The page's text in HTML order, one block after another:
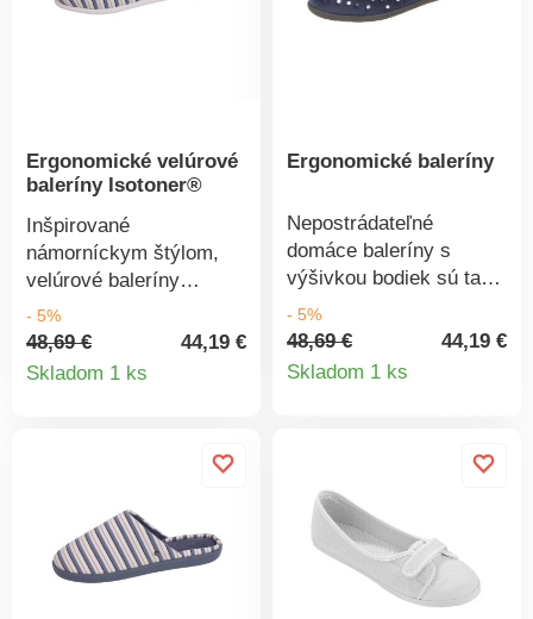
Ergonomické velúrové
baleríny Isotoner®
Inšpirované
námorníckym štýlom,
velúrové baleríny
Isotoner® vynikajú
farebnými prúžkami.
Pružné, ľahké, pohodlné
Stielka s pamäťovou
penou s oporou nožnej
klenby. Gumová
- 5%
48,69 €
44,19 €
Skladom 1 ks
Ergonomické baleríny
Nepostrádateľné
domáce baleríny s
výšivkou bodiek sú tak
príjemné na nosenie.
Navyše s ergonomickou
podrážkou pre Vaše
EVERYWEARTM z
gumy, ľahká,
protišmyková a
komfortná. Široká
mašľa. Pestrofarebná
- 5%
48,69 €
44,19 €
Skladom 1 ks
Detail